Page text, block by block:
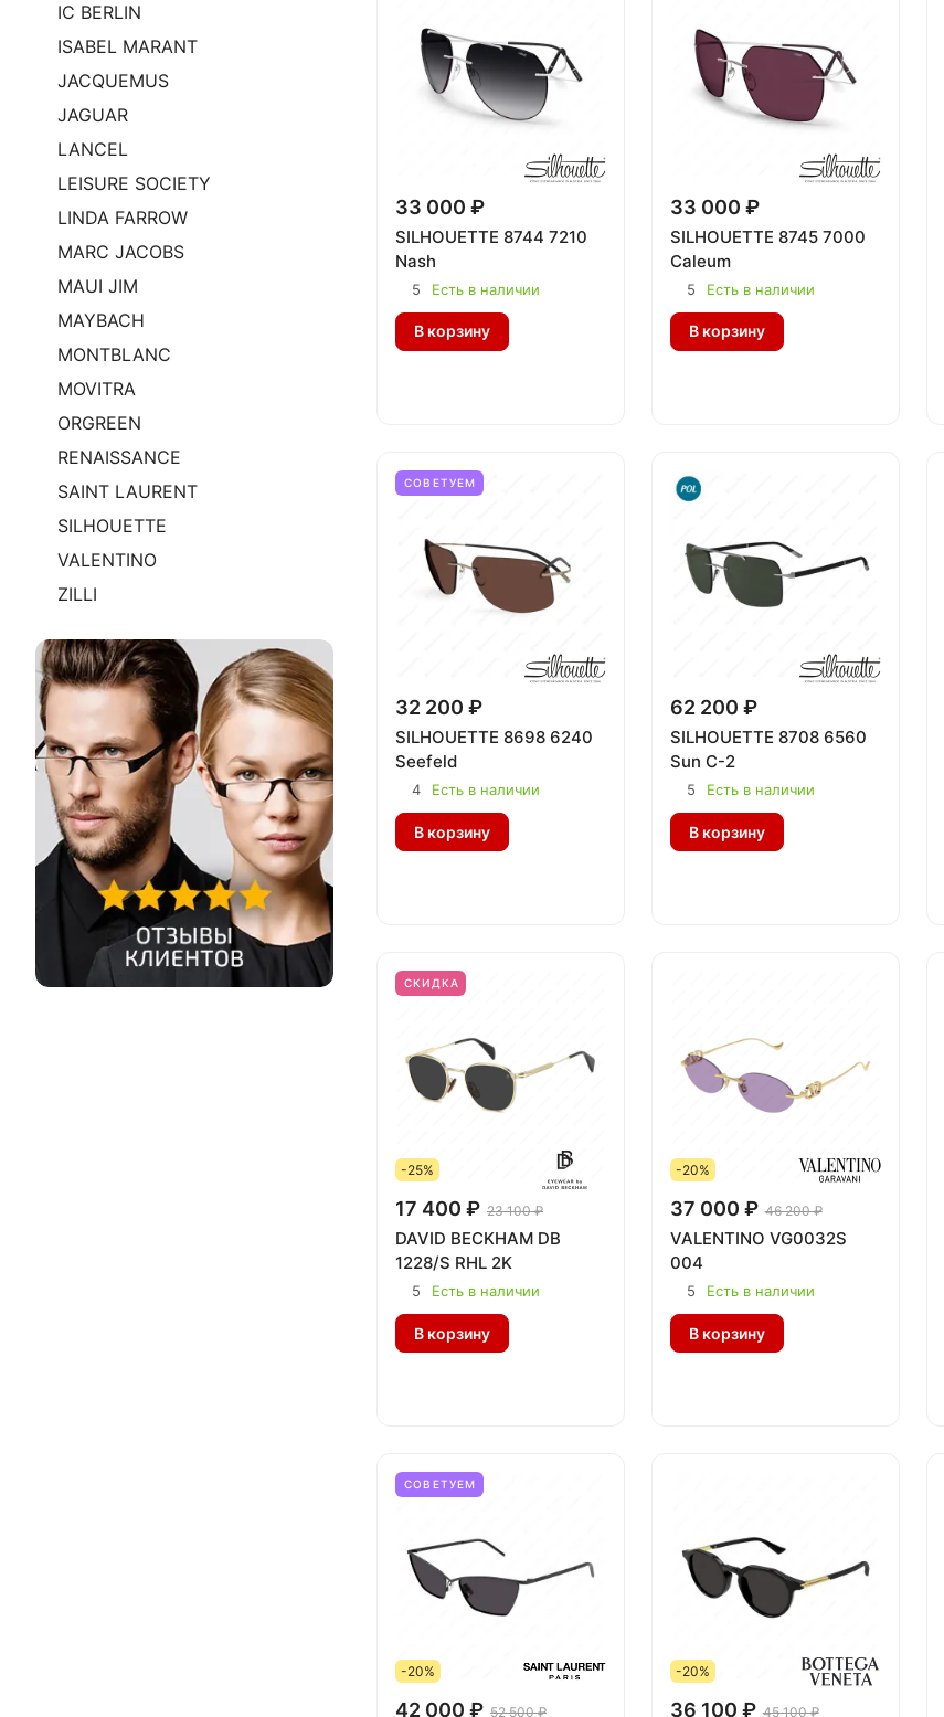
33 000 ₽
SILHOUETTE 8744 7210
Nash
5 Есть в наличии
В корзину
33 000 ₽
SILHOUETTE 8745 7000
Caleum
5 Есть в наличии
В корзину
СОВЕТУЕМ
32 200 ₽
SILHOUETTE 8698 6240
Seefeld
4 Есть в наличии
В корзину
62 200 ₽
SILHOUETTE 8708 6560
Sun C-2
5 Есть в наличии
В корзину
СКИДКА
-25%
17 400 ₽ 23 100 ₽
DAVID BECKHAM DB
1228/S RHL 2K
5 Есть в наличии
В корзину
-20%
37 000 ₽ 46 200 ₽
VALENTINO VG0032S
004
5 Есть в наличии
В корзину
СОВЕТУЕМ
-20%
42 000 ₽ 52 500 ₽
-20%
36 100 ₽ 45 100 ₽
IC BERLIN
ISABEL MARANT
JACQUEMUS
JAGUAR
LANCEL
LEISURE SOCIETY
LINDA FARROW
MARC JACOBS
MAUI JIM
MAYBACH
MONTBLANC
MOVITRA
ORGREEN
RENAISSANCE
SAINT LAURENT
SILHOUETTE
VALENTINO
ZILLI